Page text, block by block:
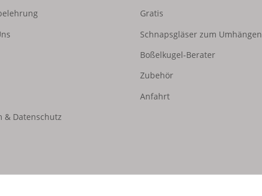
& Datenschutz
Gratis
Schnapsgläser zum Umhängen
Boßelkugel-Berater
Zubehör
Anfahrt